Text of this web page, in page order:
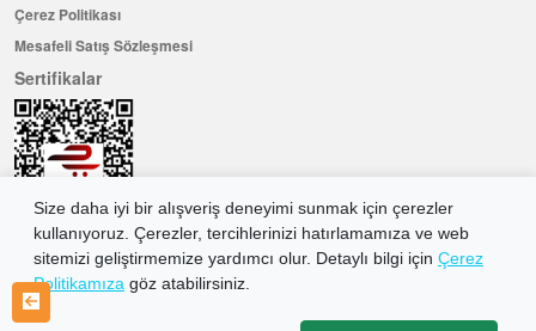
Size daha iyi bir alışveriş deneyimi sunmak için çerezler
kullanıyoruz. Çerezler, tercihlerinizi hatırlamamıza ve web
sitemizi geliştirmemize yardımcı olur. Detaylı bilgi için Çerez
Politikamıza göz atabilirsiniz.
Çerez Politikası
Mesafeli Satış Sözleşmesi
Sertifikalar
Hemen Üye Olun ...ve 100 ₺ değerinde indirim kuponu kazanın